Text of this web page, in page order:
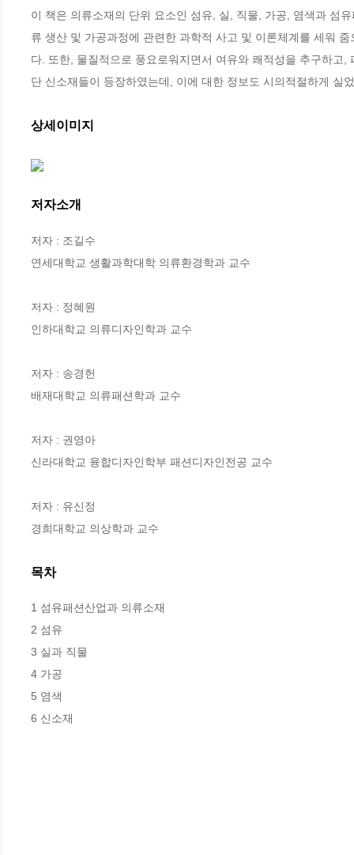
이 책은 의류소재의 단위 요소인 섬유, 실, 직물, 가공, 염색과 섬
류 생산 및 가공과정에 관련한 과학적 사고 및 이론체계를 세워
다. 또한, 물질적으로 풍요로워지면서 여유와 쾌적성을 추구하고
단 신소재들이 등장하였는데, 이에 대한 정보도 시의적절하게 실
상세이미지
저자소개
저자 : 조길수
연세대학교 생활과학대학 의류환경학과 교수
저자 : 정혜원
인하대학교 의류디자인학과 교수
저자 : 송경헌
배재대학교 의류패션학과 교수
저자 : 권영아
신라대학교 융합디자인학부 패션디자인전공 교수
저자 : 유신정
경희대학교 의상학과 교수
목차
1 섬유패션산업과 의류소재
2 섬유
3 실과 직물
4 가공
5 염색
6 신소재